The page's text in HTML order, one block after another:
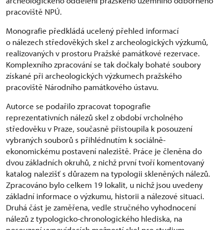
pracoviště NPÚ.
Monografie předkládá ucelený přehled informací
o nálezech středověkých skel z archeologických výzkumů,
realizovaných v prostoru Pražské památkové rezervace.
Komplexního zpracování se tak dočkaly bohaté soubory
získané při archeologických výzkumech pražského
pracoviště Národního památkového ústavu.
Autorce se podařilo zpracovat topografie
reprezentativních nálezů skel z období vrcholného
středověku v Praze, současně přistoupila k posouzení
vybraných souborů s přihlédnutím k sociálně-
ekonomickému postavení naleziště. Práce je členěna do
dvou základních okruhů, z nichž první tvoří komentovaný
katalog nalezišť s důrazem na typologii skleněných nálezů.
Zpracováno bylo celkem 19 lokalit, u nichž jsou uvedeny
základní informace o výzkumu, historii a nálezové situaci.
Druhá část je zaměřena, vedle stručného vyhodnocení
nálezů z typologicko-chronologického hlediska, na